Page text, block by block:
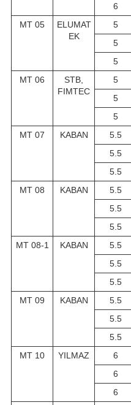
6
MT 05
ELUMAT
EK
5
5
5
MT 06
STB,
FIMTEC
5
5
5
MT 07
KABAN 5.5
5.5
5.5
MT 08
KABAN 5.5
5.5
5.5
MT 08-1
KABAN 5.5
5.5
5.5
MT 09
KABAN 5.5
5.5
5.5
MT 10
YILMAZ 6
6
6